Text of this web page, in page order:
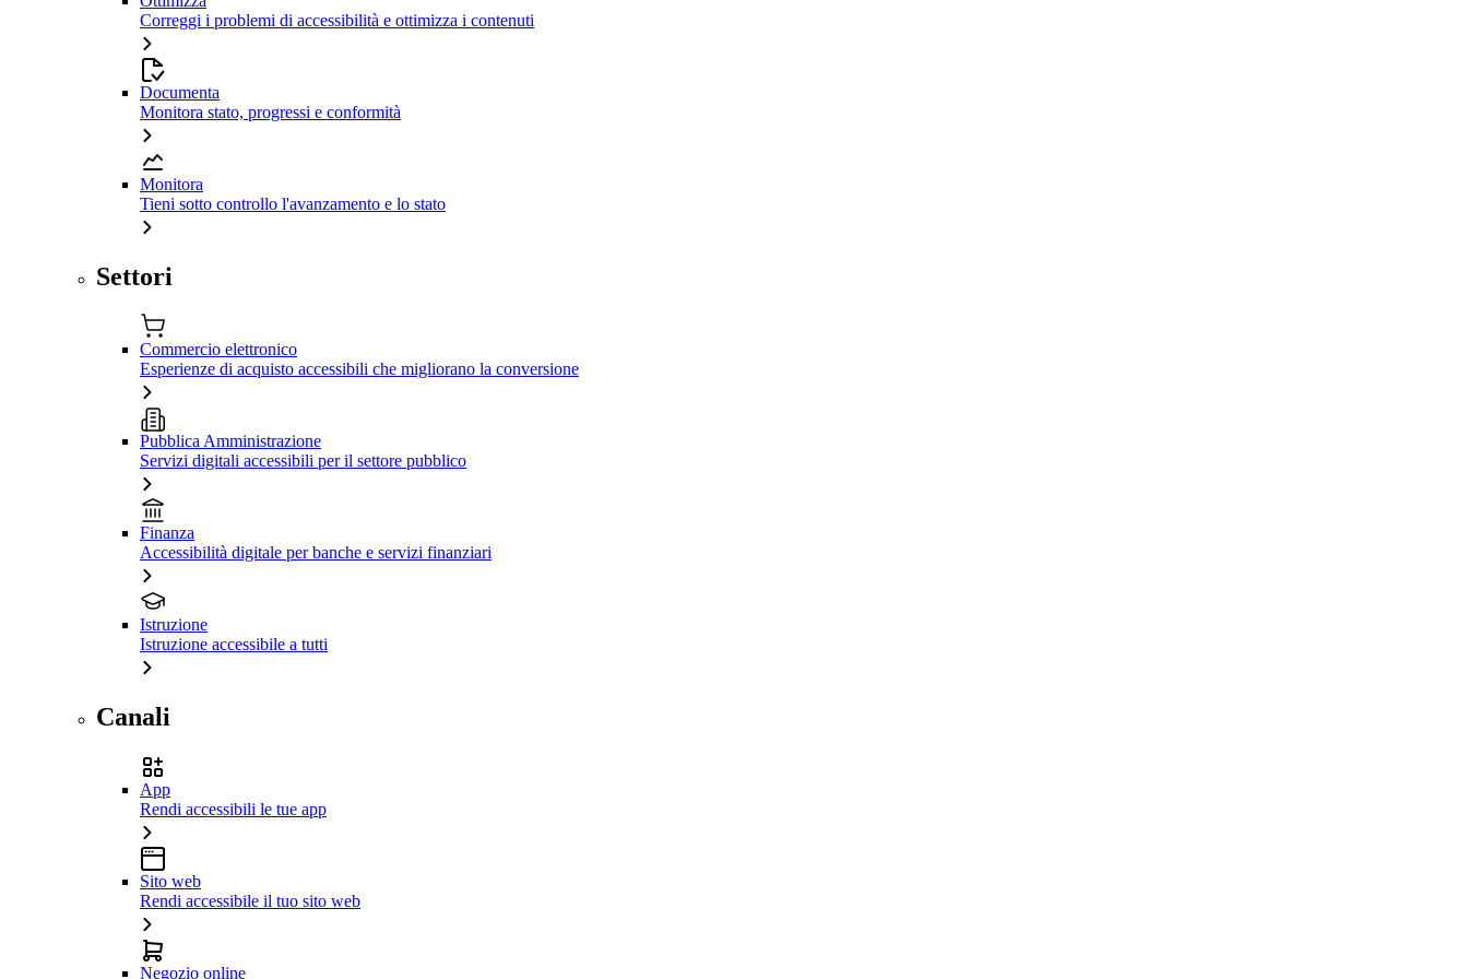
Correggi i problemi di accessibilità e ottimizza i contenuti
Documenta
Monitora stato, progressi e conformità
Monitora
Tieni sotto controllo l'avanzamento e lo stato
Settori
Commercio elettronico
Esperienze di acquisto accessibili che migliorano la conversione
Pubblica Amministrazione
Servizi digitali accessibili per il settore pubblico
Finanza
Accessibilità digitale per banche e servizi finanziari
Istruzione
Istruzione accessibile a tutti
Canali
App
Rendi accessibili le tue app
Sito web
Rendi accessibile il tuo sito web
Negozio online